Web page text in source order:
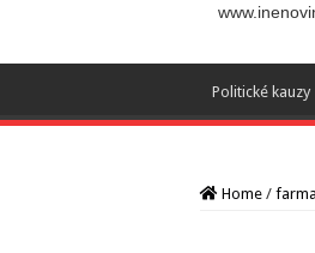
Politické kauzy
Home /